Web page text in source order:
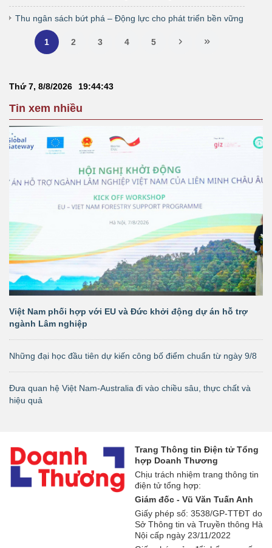
Thu ngân sách bứt phá – Động lực cho phát triển bền vững
1 2 3 4 5
Thứ 7, 8/8/2026 19:44:43
Tin xem nhiều
Việt Nam phối hợp với EU và Đức khởi động dự án hỗ trợ
ngành Lâm nghiệp
Những đại học đầu tiên dự kiến công bố điểm chuẩn từ ngày 9/8
Đưa quan hệ Việt Nam-Australia đi vào chiều sâu, thực chất và
hiệu quả
Trang Thông tin Điện tử Tổng
hợp Doanh Thương
Chịu trách nhiệm trang thông tin
điện tử tổng hợp:
Giám đốc - Vũ Văn Tuấn Anh
Giấy phép số: 3538/GP-TTĐT do
Sở Thông tin và Truyền thông Hà
Nội cấp ngày 23/11/2022